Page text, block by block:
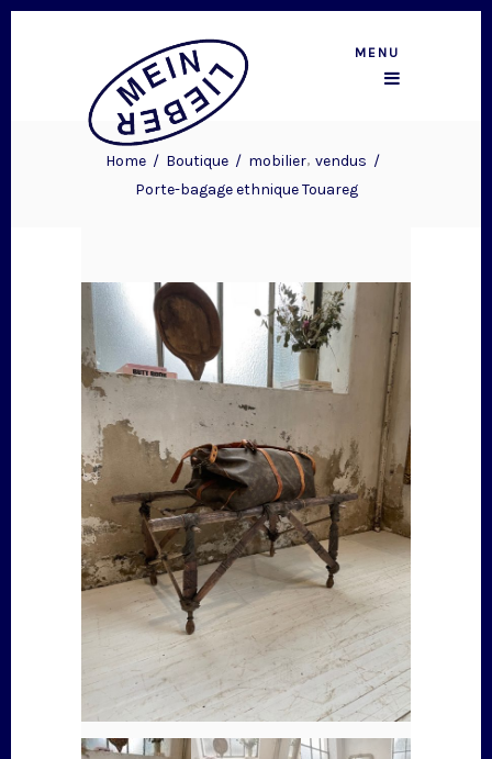
MENU
Home / Boutique / mobilier, vendus /
Porte-bagage ethnique Touareg